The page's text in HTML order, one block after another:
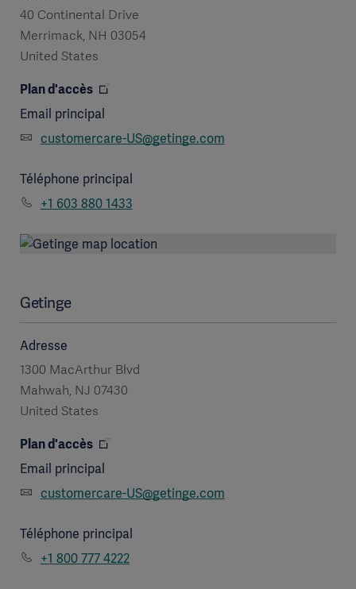
40 Continental Drive
Merrimack, NH 03054
United States
Plan d'accès
Email principal
customercare-US@getinge.com
Téléphone principal
+1 603 880 1433
Getinge
Adresse
1300 MacArthur Blvd
Mahwah, NJ 07430
United States
Plan d'accès
Email principal
customercare-US@getinge.com
Téléphone principal
+1 800 777 4222